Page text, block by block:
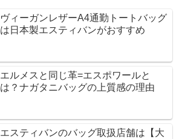
ヴィーガンレザーA4通勤トートバッグ
は日本製エスティバンがおすすめ
エルメスと同じ革=エスポワールと
は？ナガタニバッグの上質感の理由
エスティバンのバッグ取扱店舗は【大